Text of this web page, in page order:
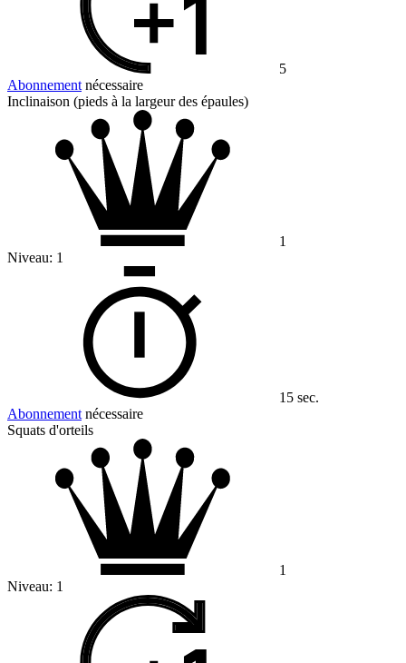
5
Abonnement nécessaire
Inclinaison (pieds à la largeur des épaules)
1
Niveau: 1
15 sec.
Abonnement nécessaire
Squats d'orteils
1
Niveau: 1